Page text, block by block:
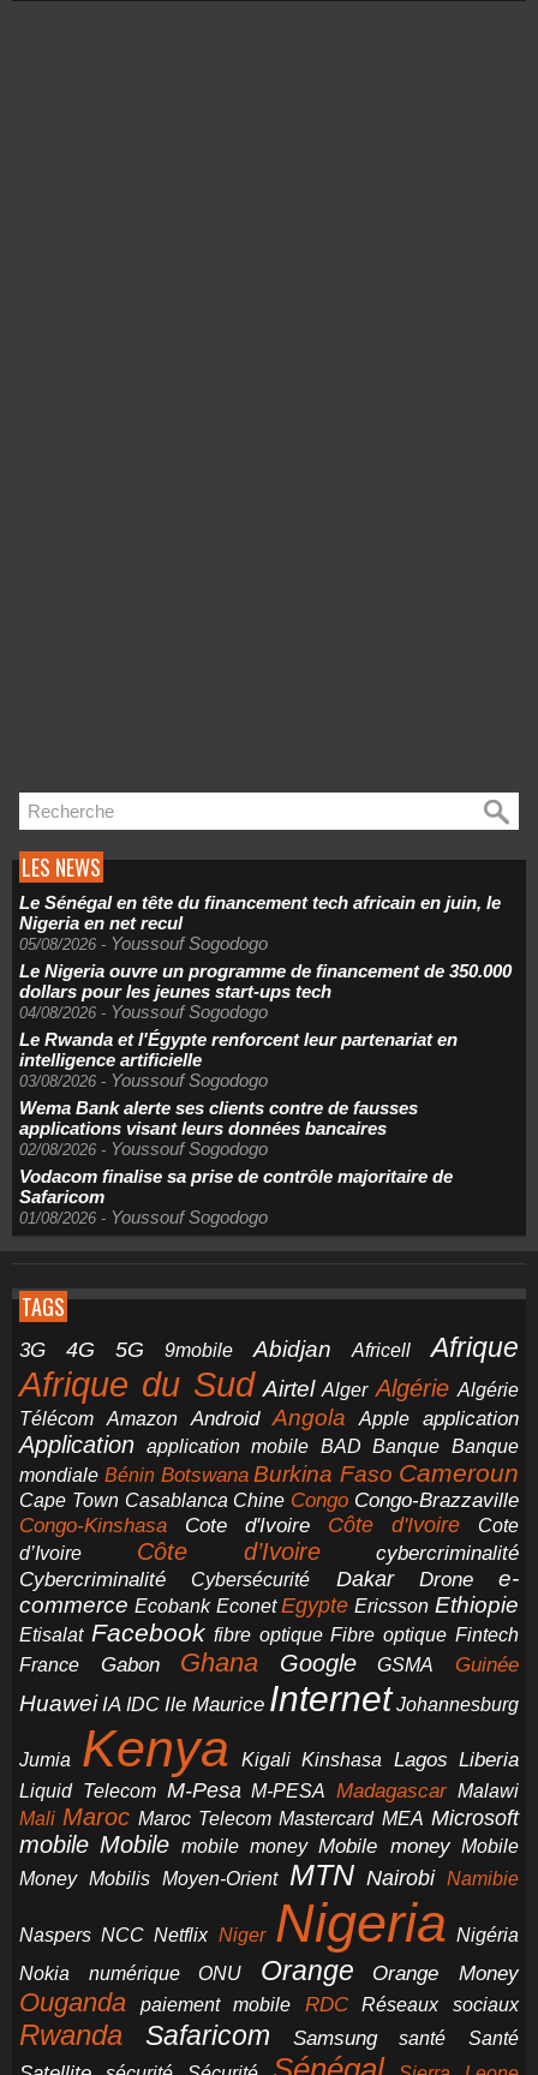
LES NEWS
Le Sénégal en tête du financement tech africain en juin, le
Nigeria en net recul
05/08/2026 - Youssouf Sogodogo
Le Nigeria ouvre un programme de financement de 350.000
dollars pour les jeunes start-ups tech
04/08/2026 - Youssouf Sogodogo
Le Rwanda et l'Égypte renforcent leur partenariat en
intelligence artificielle
03/08/2026 - Youssouf Sogodogo
Wema Bank alerte ses clients contre de fausses
applications visant leurs données bancaires
02/08/2026 - Youssouf Sogodogo
Vodacom finalise sa prise de contrôle majoritaire de
Safaricom
01/08/2026 - Youssouf Sogodogo
TAGS
3G 4G 5G 9mobile Abidjan Africell Afrique
Afrique du Sud Airtel Alger Algérie Algérie
Télécom
Amazon Android Angola Apple application
Application application mobile BAD Banque Banque
mondiale Bénin Botswana Burkina Faso Cameroun
Cape Town Casablanca Chine Congo Congo-Brazzaville
Congo-Kinshasa Cote d'Ivoire Côte d'Ivoire
Cote
d’Ivoire
Côte d’Ivoire
cybercriminalité
Cybercriminalité
Cybersécurité Dakar Drone
e-
commerce Ecobank Econet Egypte Ericsson Ethiopie
Etisalat Facebook fibre optique Fibre optique Fintech
France
Gabon Ghana Google GSMA Guinée
Huawei IA IDC Ile Maurice Internet Johannesburg
Jumia Kenya Kigali Kinshasa Lagos Liberia
Liquid Telecom M-Pesa M-PESA Madagascar Malawi
Mali Maroc Maroc Telecom Mastercard MEA Microsoft
mobile Mobile mobile money Mobile money Mobile
Money Mobilis Moyen-Orient MTN Nairobi Namibie
Naspers NCC Netflix Niger Nigeria Nigéria
Nokia
numérique ONU Orange Orange Money
Ouganda paiement mobile RDC Réseaux sociaux
Rwanda Safaricom Samsung santé Santé